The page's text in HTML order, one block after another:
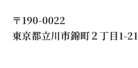
〒190-0022
東京都立川市錦町２丁目1-21